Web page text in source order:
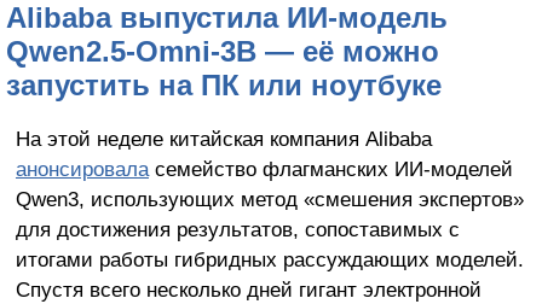
Alibaba выпустила ИИ-модель
Qwen2.5-Omni-3B — её можно
запустить на ПК или ноутбуке
На этой неделе китайская компания Alibaba
анонсироваласемейство флагманских ИИ-моделей
Qwen3, использующих метод «смешения экспертов»
для достижения результатов, сопоставимых с
итогами работы гибридных рассуждающих моделей.
Спустя всего несколько дней гигант электронной